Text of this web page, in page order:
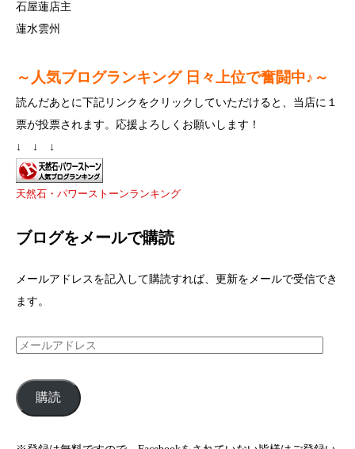
石屋蓮店主
蓮水雲州
～人気ブログランキング 日々上位で奮闘中♪～
読んだあとに下記リンクをクリックしていただけると、当店に１
票が投票されます。応援よろしくお願いします！
↓ ↓ ↓
天然石・パワーストーンランキング
ブログをメールで購読
メールアドレスを記入して購読すれば、更新をメールで受信でき
ます。
メ
ル
ア
購読